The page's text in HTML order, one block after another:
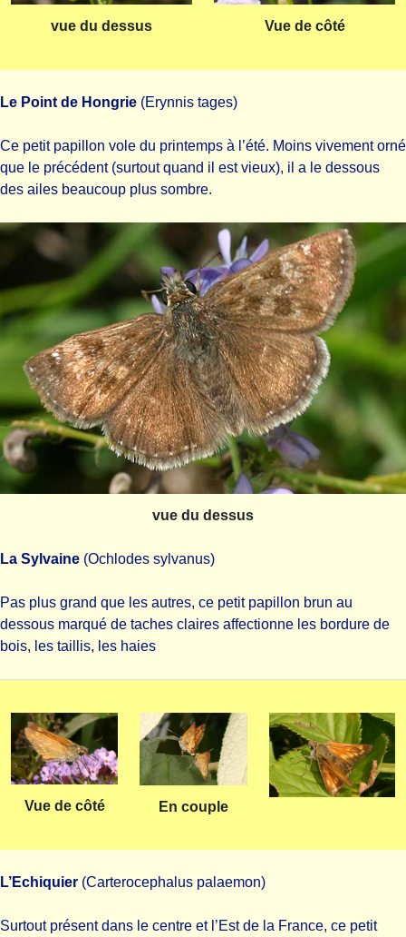
vue du dessus Vue de côté
Le Point de Hongrie (Erynnis tages)
Ce petit papillon vole du printemps à l’été. Moins vivement orné
que le précédent (surtout quand il est vieux), il a le dessous
des ailes beaucoup plus sombre.
vue du dessus
La Sylvaine (Ochlodes sylvanus)
Pas plus grand que les autres, ce petit papillon brun au
dessous marqué de taches claires affectionne les bordure de
bois, les taillis, les haies
Vue de côté En couple
L’Echiquier (Carterocephalus palaemon)
Surtout présent dans le centre et l’Est de la France, ce petit